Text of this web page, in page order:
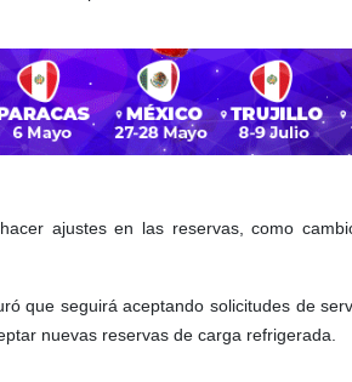
ajustes en las reservas, como
que seguirá aceptando solicitudes de
nuevas reservas de carga refrigerada.